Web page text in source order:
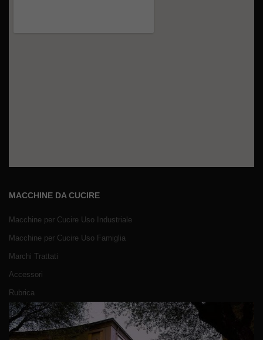
MACCHINE DA CUCIRE
Macchine per Cucire Uso Industriale
Macchine per Cucire Uso Famiglia
Marchi Trattati
Accessori
Rubrica